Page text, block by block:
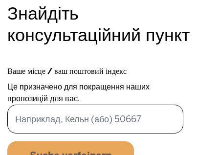
Знайдіть
консультаційний пункт
Distance range
Ваше місце / ваш поштовий індекс
Це призначено для покращення наших
пропозицій для вас.